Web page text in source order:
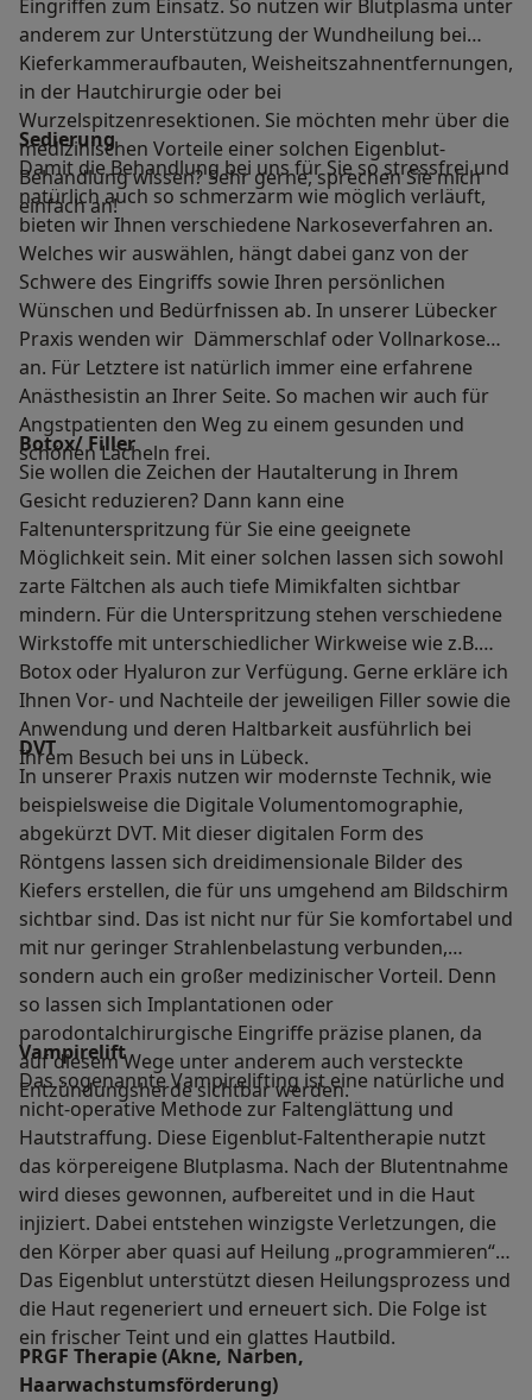
Eingriffen zum Einsatz. So nutzen wir Blutplasma unter
anderem zur Unterstützung der Wundheilung bei
Kieferkammeraufbauten, Weisheitszahnentfernungen,
in der Hautchirurgie oder bei
Wurzelspitzenresektionen. Sie möchten mehr über die
medizinischen Vorteile einer solchen Eigenblut-
Behandlung wissen? Sehr gerne, sprechen Sie mich
einfach an!
Sedierung
Damit die Behandlung bei uns für Sie so stressfrei und
natürlich auch so schmerzarm wie möglich verläuft,
bieten wir Ihnen verschiedene Narkoseverfahren an.
Welches wir auswählen, hängt dabei ganz von der
Schwere des Eingriffs sowie Ihren persönlichen
Wünschen und Bedürfnissen ab. In unserer Lübecker
Praxis wenden wir Dämmerschlaf oder Vollnarkose
an. Für Letztere ist natürlich immer eine erfahrene
Anästhesistin an Ihrer Seite. So machen wir auch für
Angstpatienten den Weg zu einem gesunden und
schönen Lächeln frei.
Botox/ Filler
Sie wollen die Zeichen der Hautalterung in Ihrem
Gesicht reduzieren? Dann kann eine
Faltenunterspritzung für Sie eine geeignete
Möglichkeit sein. Mit einer solchen lassen sich sowohl
zarte Fältchen als auch tiefe Mimikfalten sichtbar
mindern. Für die Unterspritzung stehen verschiedene
Wirkstoffe mit unterschiedlicher Wirkweise wie z.B.
Botox oder Hyaluron zur Verfügung. Gerne erkläre ich
Ihnen Vor- und Nachteile der jeweiligen Filler sowie die
Anwendung und deren Haltbarkeit ausführlich bei
Ihrem Besuch bei uns in Lübeck.
DVT
In unserer Praxis nutzen wir modernste Technik, wie
beispielsweise die Digitale Volumentomographie,
abgekürzt DVT. Mit dieser digitalen Form des
Röntgens lassen sich dreidimensionale Bilder des
Kiefers erstellen, die für uns umgehend am Bildschirm
sichtbar sind. Das ist nicht nur für Sie komfortabel und
mit nur geringer Strahlenbelastung verbunden,
sondern auch ein großer medizinischer Vorteil. Denn
so lassen sich Implantationen oder
parodontalchirurgische Eingriffe präzise planen, da
auf diesem Wege unter anderem auch versteckte
Entzündungsherde sichtbar werden.
Vampirelift
Das sogenannte Vampirelifting ist eine natürliche und
nicht-operative Methode zur Faltenglättung und
Hautstraffung. Diese Eigenblut-Faltentherapie nutzt
das körpereigene Blutplasma. Nach der Blutentnahme
wird dieses gewonnen, aufbereitet und in die Haut
injiziert. Dabei entstehen winzigste Verletzungen, die
den Körper aber quasi auf Heilung „programmieren“.
Das Eigenblut unterstützt diesen Heilungsprozess und
die Haut regeneriert und erneuert sich. Die Folge ist
ein frischer Teint und ein glattes Hautbild.
PRGF Therapie (Akne, Narben,
Haarwachstumsförderung)